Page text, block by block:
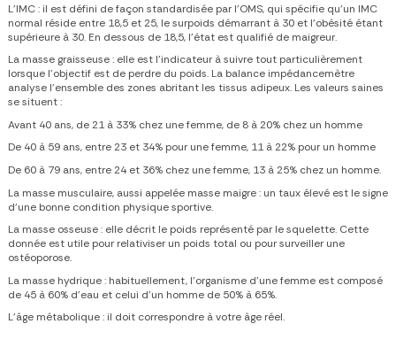
L’IMC : il est défini de façon standardisée par l’OMS, qui spécifie qu’un IMC
normal réside entre 18,5 et 25, le surpoids démarrant à 30 et l’obésité étant
supérieure à 30. En dessous de 18,5, l’état est qualifié de maigreur.
La masse graisseuse : elle est l’indicateur à suivre tout particulièrement
lorsque l’objectif est de perdre du poids. La balance impédancemètre
analyse l’ensemble des zones abritant les tissus adipeux. Les valeurs saines
se situent :
Avant 40 ans, de 21 à 33% chez une femme, de 8 à 20% chez un homme
De 40 à 59 ans, entre 23 et 34% pour une femme, 11 à 22% pour un homme
De 60 à 79 ans, entre 24 et 36% chez une femme, 13 à 25% chez un homme.
La masse musculaire, aussi appelée masse maigre : un taux élevé est le signe
d’une bonne condition physique sportive.
La masse osseuse : elle décrit le poids représenté par le squelette. Cette
donnée est utile pour relativiser un poids total ou pour surveiller une
ostéoporose.
La masse hydrique : habituellement, l’organisme d’une femme est composé
de 45 à 60% d’eau et celui d’un homme de 50% à 65%.
L’âge métabolique : il doit correspondre à votre âge réel.